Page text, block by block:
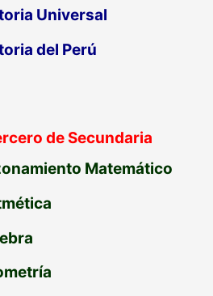
Universal
del Perú
de Secundaria
Matemático